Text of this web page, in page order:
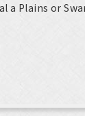
a Plains or